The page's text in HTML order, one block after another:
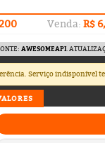
Venda: R$
AWESOMEAPI.
Serviço indisponível